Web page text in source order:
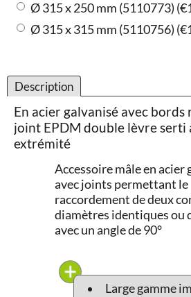
Ø 315 x 250 mm (5110773) (
Ø 315 x 315 mm (5110756) (
Description
En acier galvanisé avec
joint EPDM double lèvre serti
extrémité
Accessoire mâle en acier
avec joints permettant le
raccordement de deux
diamètres identiques ou
avec un angle de 90°
Large gamme